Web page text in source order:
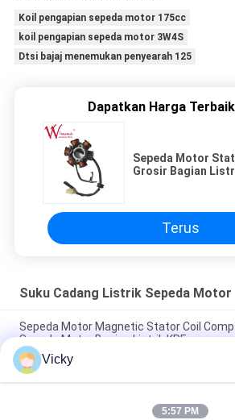
Koil pengapian sepeda motor 175cc
koil pengapian sepeda motor 3W4S
Dtsi bajaj menemukan penyearah 125
Dapatkan Harga
Sepeda Motor
Grosir Bagian
Terus
Suku Cadang Listrik Sepeda Motor
Sepeda Motor Magnetic Stator Coil
Sepeda Motor Bagian Listrik KRF
Konektor Relay Sepeda Motor Listrik Kriss
B2B Kinerja Baik Pria 6.3mm
Vicky
5:57 PM